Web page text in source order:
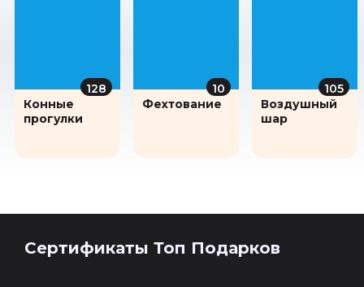
128
Конные
прогулки
10
Фехтование
105
Воздушный
шар
Сертификаты Топ Подарков